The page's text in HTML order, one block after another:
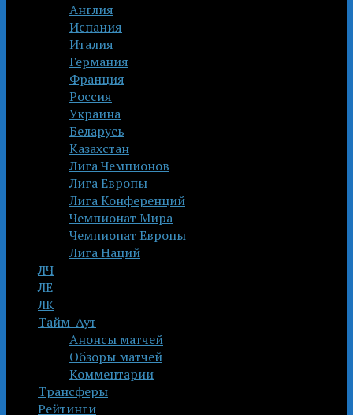
Англия
Испания
Италия
Германия
Франция
Россия
Украина
Беларусь
Казахстан
Лига Чемпионов
Лига Европы
Лига Конференций
Чемпионат Мира
Чемпионат Европы
Лига Наций
ЛЧ
ЛЕ
ЛК
Тайм-Аут
Анонсы матчей
Обзоры матчей
Комментарии
Трансферы
Рейтинги